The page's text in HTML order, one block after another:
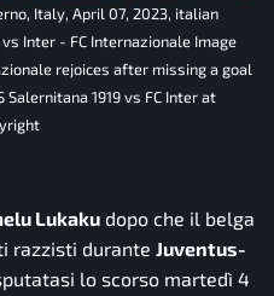
Italy, April 07, 2023, italian
Inter - FC Internazionale Image
rejoices after missing a goal
1919 vs FC Inter at
Lukaku dopo che il belga
razzisti durante Juventus-
lo scorso martedì 4